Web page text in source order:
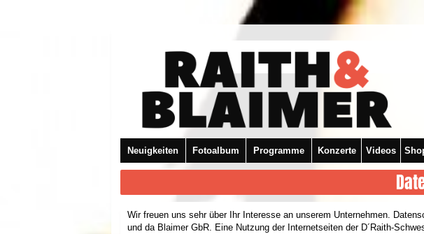
Neuigkeiten Fotoalbum Programme Konzerte Videos
Wir freuen uns sehr über Ihr Interesse an unserem Unternehmen.
und da Blaimer GbR. Eine Nutzung der Internetseiten der D´Raith-